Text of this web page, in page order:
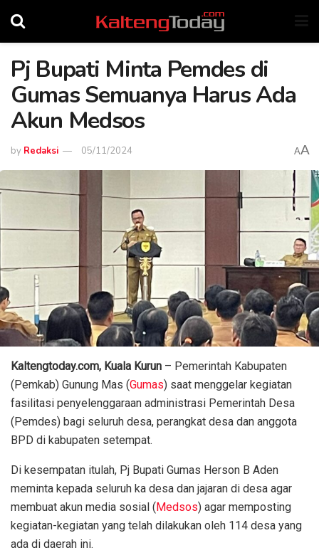
Pj Bupati Minta Pemdes di
Gumas Semuanya Harus Ada
Akun Medsos
by Redaksi 05/11/2024 AA
Kaltengtoday.com, Kuala Kurun – Pemerintah Kabupaten
(Pemkab) Gunung Mas (Gumas) saat menggelar kegiatan
fasilitasi penyelenggaraan administrasi Pemerintah Desa
(Pemdes) bagi seluruh desa, perangkat desa dan anggota
BPD di kabupaten setempat.
Di kesempatan itulah, Pj Bupati Gumas Herson B Aden
meminta kepada seluruh ka desa dan jajaran di desa agar
membuat akun media sosial (Medsos) agar memposting
kegiatan-kegiatan yang telah dilakukan oleh 114 desa yang
ada di daerah ini.